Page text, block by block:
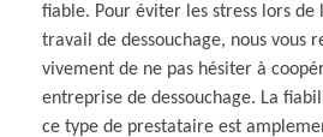
fiable. Pour éviter les stress lors de
travail de dessouchage, nous vous
vivement de ne pas hésiter à
entreprise de dessouchage. La
ce type de prestataire est